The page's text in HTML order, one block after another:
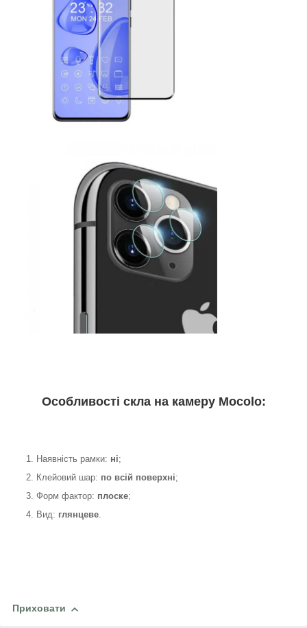
Особливості скла на камеру Mocolo:
1. Наявність рамки: ні;
2. Клейовий шар: по всій поверхні;
3. Форм фактор: плоске;
4. Вид: глянцеве.
Приховати